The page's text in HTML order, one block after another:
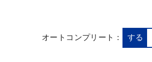
オートコンプリート： する